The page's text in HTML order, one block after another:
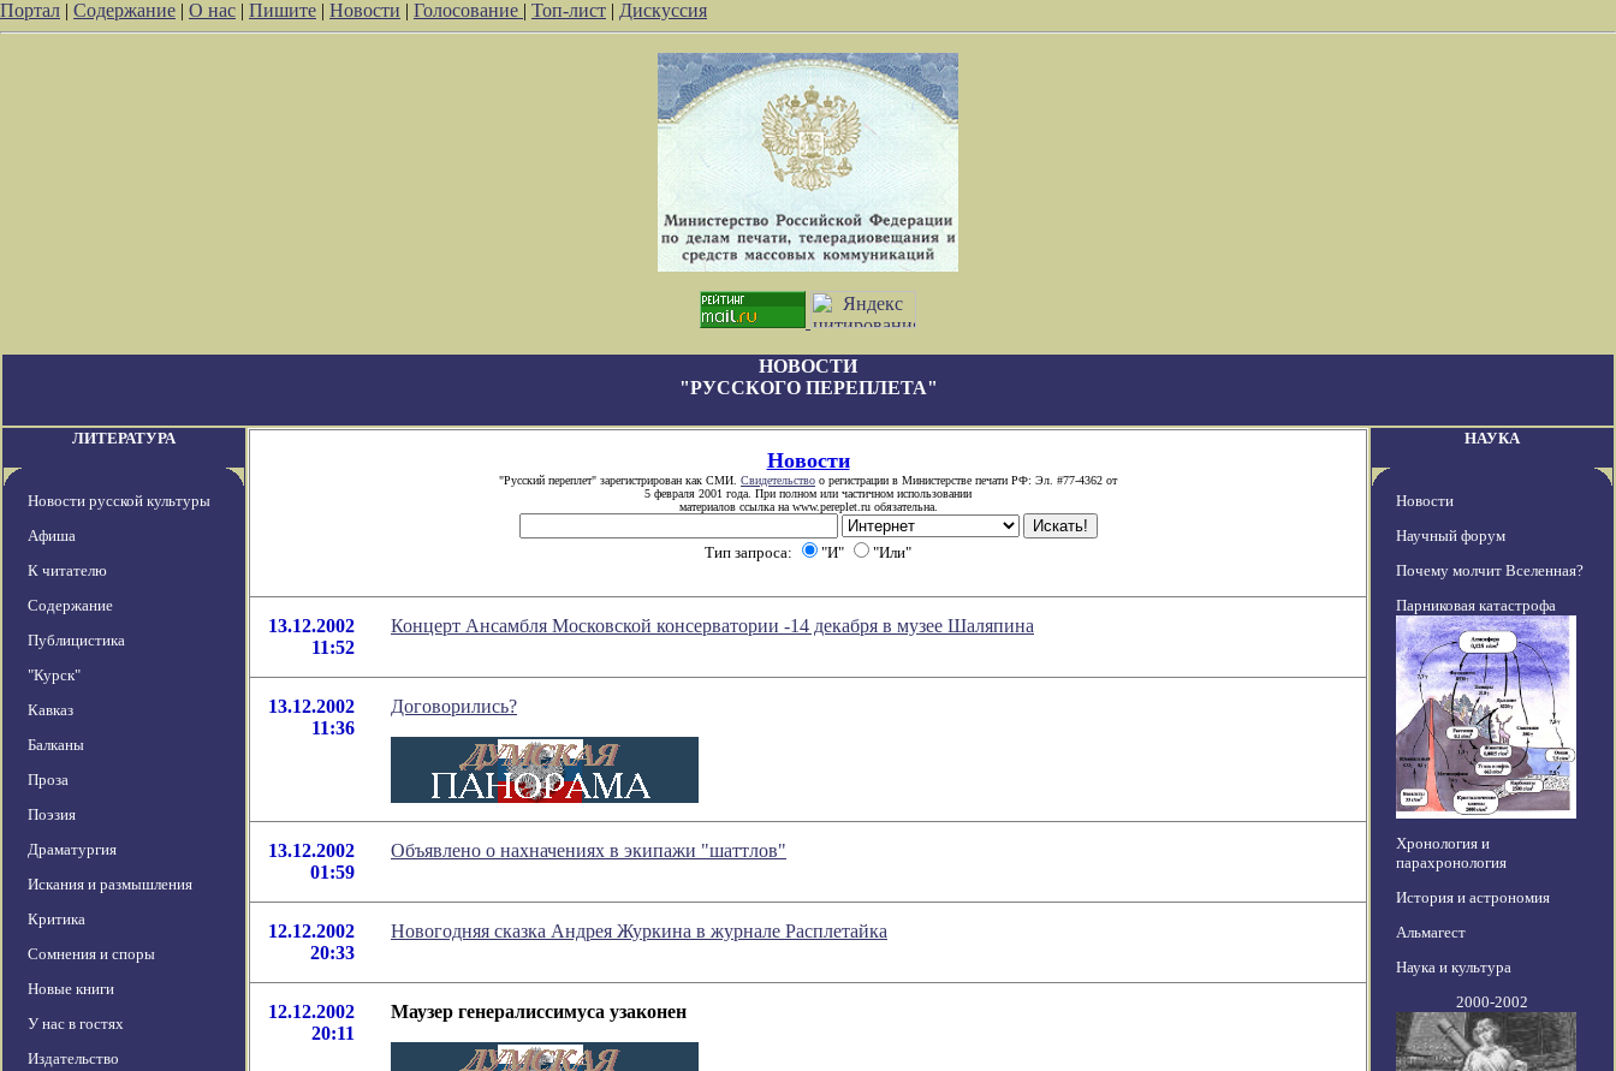
Портал | Содержание | О нас | Пишите | Новости | Голосование | Топ-лист | Дискуссия
НОВОСТИ
"РУССКОГО ПЕРЕПЛЕТА"
ЛИТЕРАТУРА
Новости русской культуры
Афиша
К читателю
Содержание
Публицистика
"Курск"
Кавказ
Балканы
Проза
Поэзия
Драматургия
Искания и размышления
Критика
Сомнения и споры
Новые книги
У нас в гостях
Издательство
Новости
"Русский переплет" зарегистрирован как СМИ. Свидетельство о регистрации в Министерстве печати РФ: Эл. #77-4362 от
5 февраля 2001 года. При полном или частичном использовании
материалов ссылка на www.pereplet.ru обязательна.
Тип запроса: "И" "Или"
13.12.2002
11:52
Концерт Ансамбля Московской консерватории -14 декабря в музее Шаляпина
13.12.2002
11:36
Договорились?
13.12.2002
01:59
Объявлено о нахначениях в экипажи "шаттлов"
12.12.2002
20:33
Новогодняя сказка Андрея Журкина в журнале Расплетайка
12.12.2002
20:11
Маузер генералиссимуса узаконен
НАУКА
Новости
Научный форум
Почему молчит Вселенная?
Парниковая катастрофа
Хронология и
парахронология
История и астрономия
Альмагест
Наука и культура
2000-2002